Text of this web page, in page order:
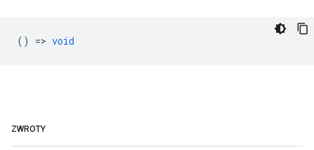
() => void
ZWROTY